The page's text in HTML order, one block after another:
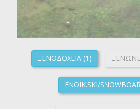
ΞΕΝΟΔΟΧΕΙΑ (1)
ΕΝΟΙΚ.SKI/